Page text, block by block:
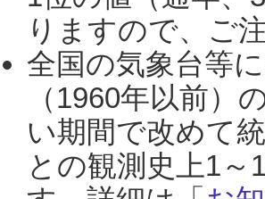
りますので、ご
全国の気象台等
（1960年以前）
い期間で改めて
との観測史上1